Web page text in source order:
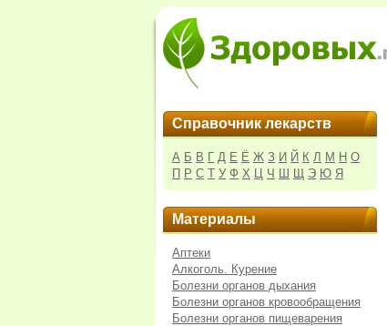
Справочник лекарств
А Б В Г Д Е Ё Ж З И Й К Л М Н О
П Р С Т У Ф Х Ц Ч Ш Щ Э Ю Я
Материалы
Аптеки
Алкоголь. Курение
Болезни органов дыхания
Болезни органов кровообращения
Болезни органов пищеварения